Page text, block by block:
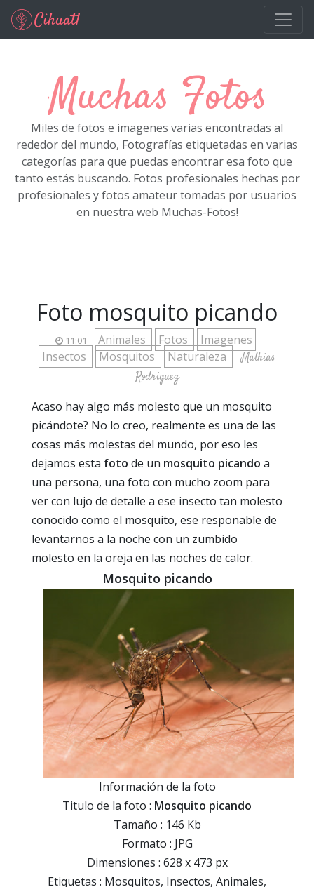
Ir al contenido principal
Muchas Fotos
Miles de fotos e imagenes varias encontradas al
rededor del mundo, Fotografías etiquetadas en varias
categorías para que puedas encontrar esa foto que
tanto estás buscando. Fotos profesionales hechas por
profesionales y fotos amateur tomadas por usuarios
en nuestra web Muchas-Fotos!
Foto mosquito picando
11:01 Animales Fotos
Imagenes
Insectos
Mosquitos Naturaleza
Mathias
Rodriguez
Acaso hay algo más molesto que un mosquito
picándote? No lo creo, realmente es una de las
cosas más molestas del mundo, por eso les
dejamos esta foto de un mosquito picando a
una persona, una foto con mucho zoom para
ver con lujo de detalle a ese insecto tan molesto
conocido como el mosquito, ese responable de
levantarnos a la noche con un zumbido
molesto en la oreja en las noches de calor.
Mosquito picando
Información de la foto
Titulo de la foto : Mosquito picando
Tamaño : 146 Kb
Formato : JPG
Dimensiones : 628 x 473 px
Etiquetas : Mosquitos, Insectos, Animales,